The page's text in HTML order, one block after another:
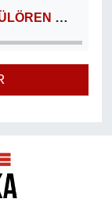
DR. GÜLÖREN TUNCA